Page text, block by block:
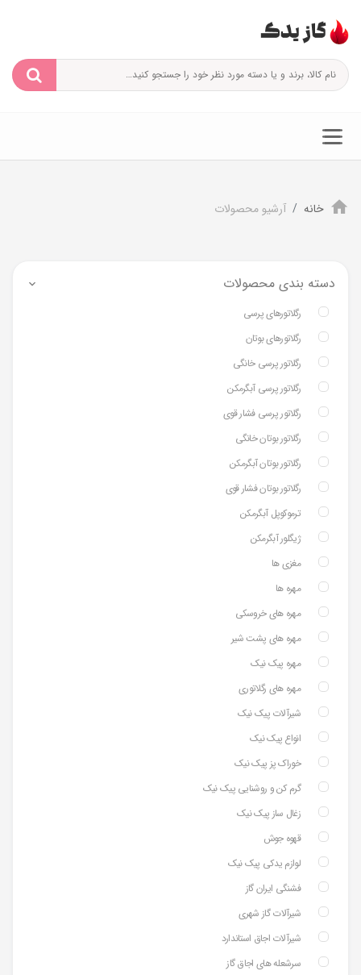
خانه آرشیو محصولات
دسته بندی محصولات
رگلاتورهای پرسی
رگلاتورهای بوتان
رگلاتور پرسی خانگی
رگلاتور پرسی آبگرمکن
رگلاتور پرسی فشار قوی
رگلاتور بوتان خانگی
رگلاتور بوتان آبگرمکن
رگلاتور بوتان فشار قوی
ترموکوپل آبگرمکن
ژیگلور آبگرمکن
مغزی ها
مهره ها
مهره های خروسکی
مهره های پشت شیر
مهره پیک نیک
مهره های رگلاتوری
شیرآلات پیک نیک
انواع پیک نیک
خوراک پز پیک نیک
گرم کن و روشنایی پیک نیک
زغال ساز پیک نیک
قهوه جوش
لوازم یدکی پیک نیک
فشنگی ایران گاز
شیرآلات گاز شهری
شیرآلات اجاق استاندارد
سرشعله های اجاق گاز